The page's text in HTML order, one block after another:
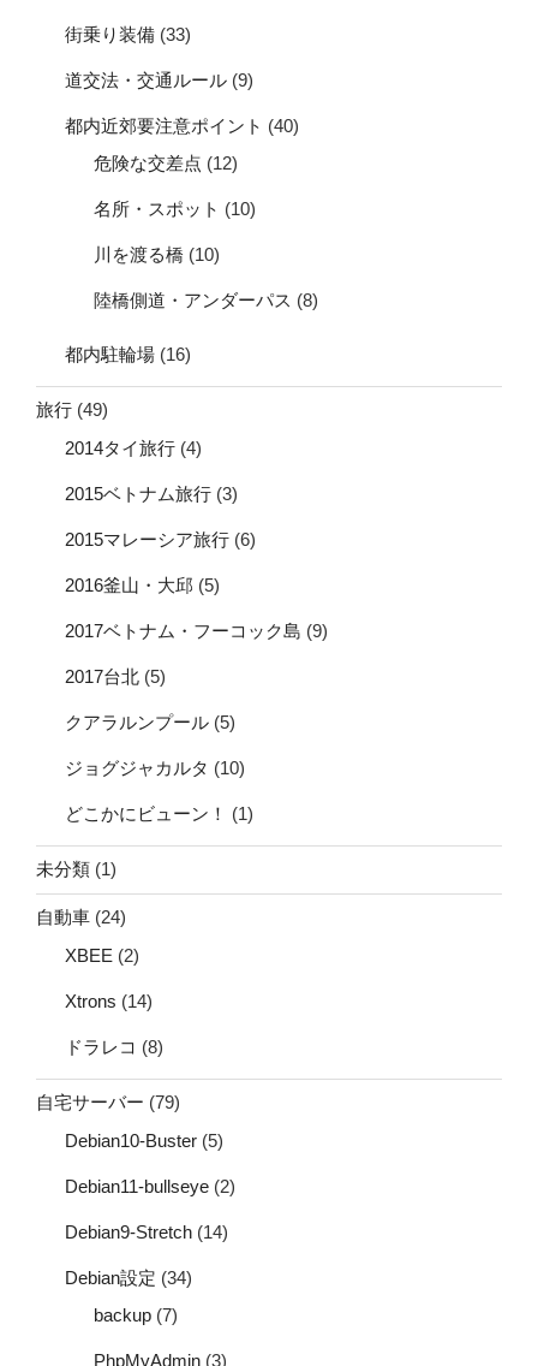
街乗り装備 (33)
道交法・交通ルール (9)
都内近郊要注意ポイント (40)
危険な交差点 (12)
名所・スポット (10)
川を渡る橋 (10)
陸橋側道・アンダーパス (8)
都内駐輪場 (16)
旅行 (49)
2014タイ旅行 (4)
2015ベトナム旅行 (3)
2015マレーシア旅行 (6)
2016釜山・大邱 (5)
2017ベトナム・フーコック島 (9)
2017台北 (5)
クアラルンプール (5)
ジョグジャカルタ (10)
どこかにビューン！ (1)
未分類 (1)
自動車 (24)
XBEE (2)
Xtrons (14)
ドラレコ (8)
自宅サーバー (79)
Debian10-Buster (5)
Debian11-bullseye (2)
Debian9-Stretch (14)
Debian設定 (34)
backup (7)
PhpMyAdmin (3)